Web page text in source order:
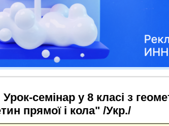
семінар у 8 класі з
прямої і кола" /Укр./